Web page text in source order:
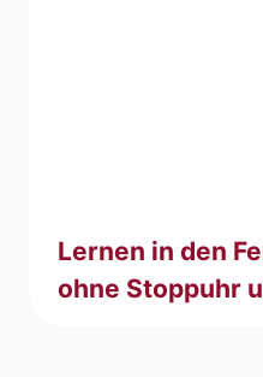
Lernen in den
ohne Stoppuhr